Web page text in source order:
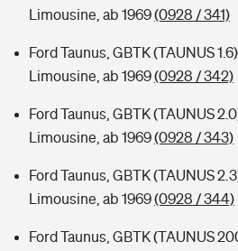
Kinderunfall-Check: Mehr Sicherheit
Sie haben Fragen?
Limousine, ab 1969(0928 / 341)
Ford Taunus, GBTK (TAUNUS
Limousine, ab 1969(0928 / 342)
Ford Taunus, GBTK (TAUNUS
Limousine, ab 1969(0928 / 343)
Ford Taunus, GBTK (TAUNUS
Limousine, ab 1969(0928 / 344)
Ford Taunus, GBTK (TAUNUS